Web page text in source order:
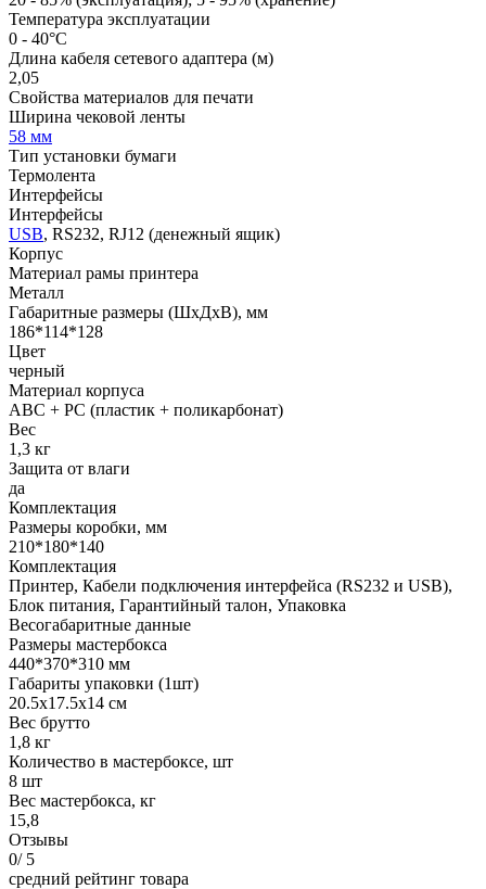
Температура эксплуатации
0 - 40°C
Длина кабеля сетевого адаптера (м)
2,05
Свойства материалов для печати
Ширина чековой ленты
58 мм
Тип установки бумаги
Термолента
Интерфейсы
Интерфейсы
USB, RS232, RJ12 (денежный ящик)
Корпус
Материал рамы принтера
Металл
Габаритные размеры (ШхДхВ), мм
186*114*128
Цвет
черный
Материал корпуса
ABC + PC (пластик + поликарбонат)
Вес
1,3 кг
Защита от влаги
да
Комплектация
Размеры коробки, мм
210*180*140
Комплектация
Принтер, Кабели подключения интерфейса (RS232 и USB),
Блок питания, Гарантийный талон, Упаковка
Весогабаритные данные
Размеры мастербокса
440*370*310 мм
Габариты упаковки (1шт)
20.5х17.5х14 см
Вес брутто
1,8 кг
Количество в мастербоксе, шт
8 шт
Вес мастербокса, кг
15,8
Отзывы
0/ 5
средний рейтинг товара